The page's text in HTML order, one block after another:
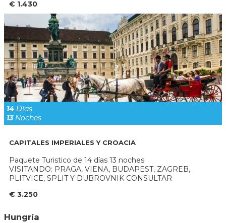
€ 1.430
14 Días
13Noches
CAPITALES IMPERIALES Y CROACIA
Paquete Turistico de 14 días 13 noches
VISITANDO: PRAGA, VIENA, BUDAPEST, ZAGREB,
PLITVICE, SPLIT Y DUBROVNIK CONSULTAR
€ 3.250
Hungrí­a